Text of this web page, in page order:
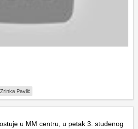
Zrinka Pavlić
u MM centru, u petak 3. studenog